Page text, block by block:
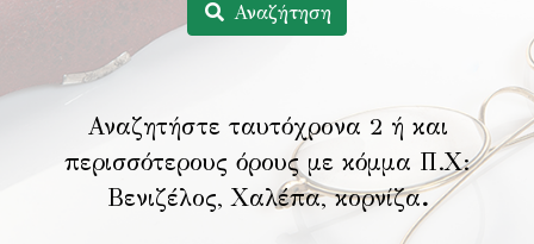
Αναζήτηση
Αναζητήστε ταυτόχρονα 2 ή και
περισσότερους όρους με κόμμα Π.Χ:
Βενιζέλος, Χαλέπα, κορνίζα.